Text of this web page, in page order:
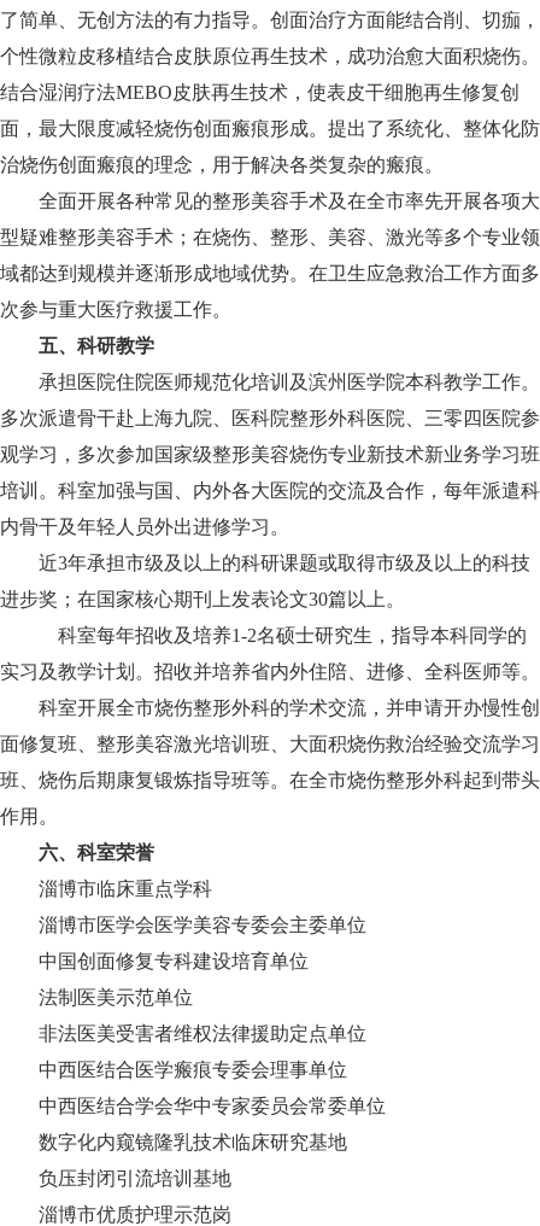
了简单、无创方法的有力指导。创面治疗方面能结合削、切痂，
个性微粒皮移植结合皮肤原位再生技术，成功治愈大面积烧伤。
结合湿润疗法MEBO皮肤再生技术，使表皮干细胞再生修复创
面，最大限度减轻烧伤创面瘢痕形成。提出了系统化、整体化防
治烧伤创面瘢痕的理念，用于解决各类复杂的瘢痕。
全面开展各种常见的整形美容手术及在全市率先开展各项大
型疑难整形美容手术；在烧伤、整形、美容、激光等多个专业领
域都达到规模并逐渐形成地域优势。在卫生应急救治工作方面多
次参与重大医疗救援工作。
五、科研教学
承担医院住院医师规范化培训及滨州医学院本科教学工作。
多次派遣骨干赴上海九院、医科院整形外科医院、三零四医院参
观学习，多次参加国家级整形美容烧伤专业新技术新业务学习班
培训。科室加强与国、内外各大医院的交流及合作，每年派遣科
内骨干及年轻人员外出进修学习。
近3年承担市级及以上的科研课题或取得市级及以上的科技
进步奖；在国家核心期刊上发表论文30篇以上。
科室每年招收及培养1-2名硕士研究生，指导本科同学的
实习及教学计划。招收并培养省内外住陪、进修、全科医师等。
科室开展全市烧伤整形外科的学术交流，并申请开办慢性创
面修复班、整形美容激光培训班、大面积烧伤救治经验交流学习
班、烧伤后期康复锻炼指导班等。在全市烧伤整形外科起到带头
作用。
六、科室荣誉
淄博市临床重点学科
淄博市医学会医学美容专委会主委单位
中国创面修复专科建设培育单位
法制医美示范单位
非法医美受害者维权法律援助定点单位
中西医结合医学瘢痕专委会理事单位
中西医结合学会华中专家委员会常委单位
数字化内窥镜隆乳技术临床研究基地
负压封闭引流培训基地
淄博市优质护理示范岗